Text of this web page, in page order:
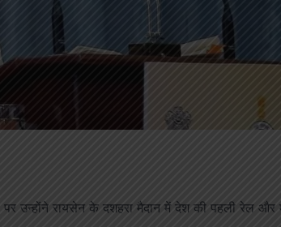
उन्होंने रायसेन के दशहरा मैदान में देश की पहली रेल और